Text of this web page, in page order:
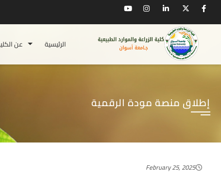
عن الرئيسية
إطلاق منصة مودة الرقمية
February 25, 2025